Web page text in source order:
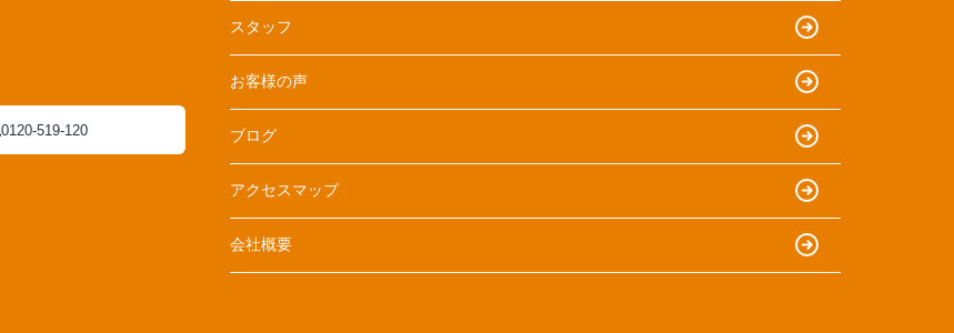
0120-519-120
スタッフ
お客様の声
ブログ
アクセスマップ
会社概要